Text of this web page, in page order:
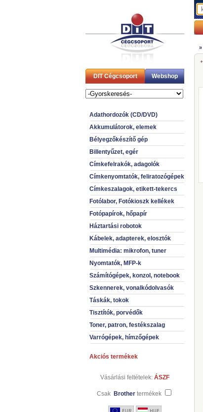
DIT Cégcsoport Webshop
Adathordozók (CD/DVD)
Akkumulátorok, elemek
Bélyegzőkészítő gép
Billentyűzet, egér
Címkefelrakók, adagolók
Címkenyomtatók, feliratozógépek
Címkeszalagok, etikett-tekercs
Fotólabor, Fotókioszk kellékek
Fotópapírok, hőpapír
Háztartási robotok
Kábelek, adapterek, elosztók
Multimédia: mikrofon, tuner
Nyomtatók, MFP-k
Számítógépek, konzol, notebook
Szkennerek, vonalkódolvasók
Táskák, tokok
Tisztítók, porvédők
Toner, patron, festékszalag
Varrógépek, hímzőgépek
Akciós termékek
Vásárlási feltételek: ÁSZF
Csak Brother termékek
»